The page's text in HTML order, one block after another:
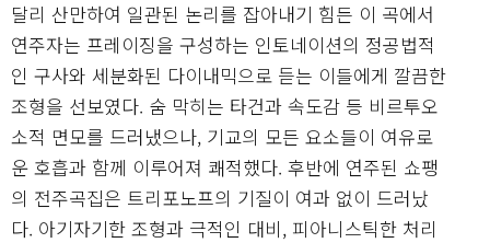
달리 산만하여 일관된 논리를 잡아내기 힘든 이 곡에서
연주자는 프레이징을 구성하는 인토네이션의 정공법적
인 구사와 세분화된 다이내믹으로 듣는 이들에게 깔끔한
조형을 선보였다. 숨 막히는 타건과 속도감 등 비르투오
소적 면모를 드러냈으나, 기교의 모든 요소들이 여유로
운 호흡과 함께 이루어져 쾌적했다. 후반에 연주된 쇼팽
의 전주곡집은 트리포노프의 기질이 여과 없이 드러났
다. 아기자기한 조형과 극적인 대비, 피아니스틱한 처리